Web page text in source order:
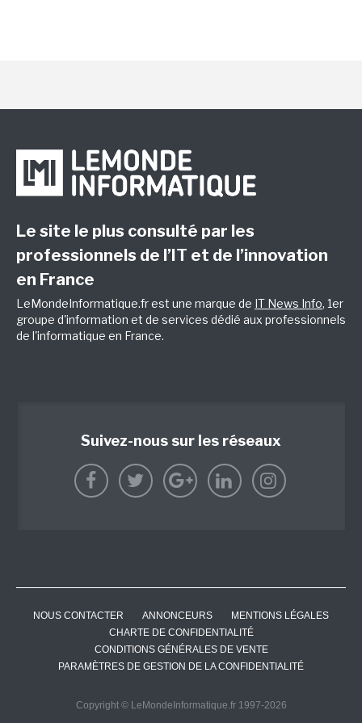
Le site le plus consulté par les
professionnels de l’IT et de l’innovation
en France
LeMondeInformatique.fr est une marque de IT News Info, 1er
groupe d'information et de services dédié aux professionnels
de l'informatique en France.
Suivez-nous sur les réseaux
NOUS CONTACTER ANNONCEURS
MENTIONS LÉGALES
CHARTE DE CONFIDENTIALITÉ
CONDITIONS GÉNÉRALES DE VENTE
PARAMÈTRES DE GESTION DE LA CONFIDENTIALITÉ
Copyright © LeMondeInformatique.fr 1997-2026